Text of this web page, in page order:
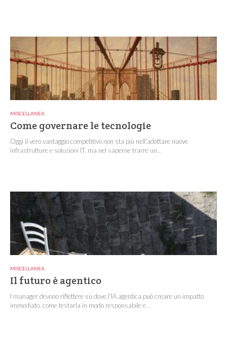
MISCELLANEA
Come governare le tecnologie
Oggi il vero vantaggio competitivo non sta più nell'adottare nuove
infrastrutture e soluzioni IT, ma nel saperne trarre un...
MISCELLANEA
Il futuro è agentico
I manager devono riflettere su dove l'IA agentica può creare un impatto
immediato, come testarla in modo responsabile e...